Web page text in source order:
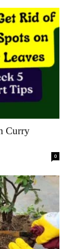
Curry
0